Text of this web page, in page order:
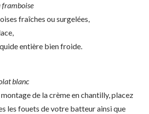
framboise
fraîches ou surgelées,
entière bien froide.
blanc
de la crème en chantilly, placez
les fouets de votre batteur ainsi que